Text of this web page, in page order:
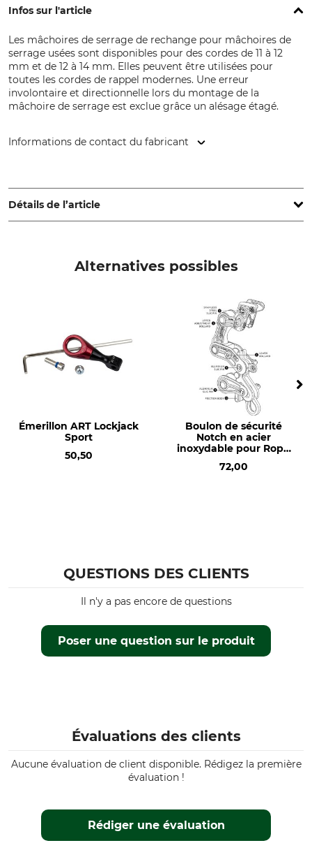
Infos sur l'article
Les mâchoires de serrage de rechange pour mâchoires de
serrage usées sont disponibles pour des cordes de 11 à 12
mm et de 12 à 14 mm. Elles peuvent être utilisées pour
toutes les cordes de rappel modernes. Une erreur
involontaire et directionnelle lors du montage de la
mâchoire de serrage est exclue grâce un alésage étagé.
Informations de contact du fabricant
www.climb-art.de
Détails de l’article
Made in Germany
Alternatives possibles
Émerillon ART Lockjack
Sport
50,50
Boulon de sécurité
Notch en acier
inoxydable pour Rope
72,00
QUESTIONS DES CLIENTS
Poser une question sur le produit
Il n'y a pas encore de questions
Évaluations des clients
Aucune évaluation de client disponible. Rédigez la première
évaluation !
Rédiger une évaluation